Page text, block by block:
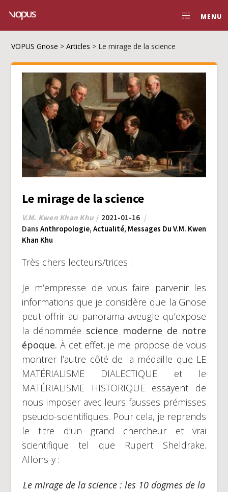
MENU
VOPUS Gnose >Articles > Le mirage de la science
Le mirage de la science
V.M. Kwen Khan Khu
2021-01-16
Dans Anthropologie, Actualité, Messages Du V.M. Kwen
Khan Khu
Très chers lecteurs/trices :
Je m’empresse de vous faire parvenir les
informations que je considère que la Gnose
peut offrir au panorama aveugle qu’expose
la dénommée science moderne de notre
époque. À cet effet, je me propose de vous
montrer l’autre côté de la médaille que LE
MATÉRIALISME DIALECTIQUE et le
MATÉRIALISME HISTORIQUE essayent de
nous imposer avec leurs fausses prémisses
pseudo-scientifiques. Pour cela, je reprends
le titre d’un grand chercheur et vrai
scientifique tel que Rupert Sheldrake.
Allons-y :
Le mirage de la science : les 10 dogmes de la